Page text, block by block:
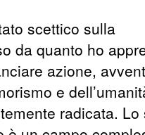
scettico sulla
da quanto ho
azione,
e
radicata. Lo